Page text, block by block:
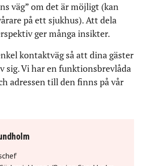
väg” om det är möjligt (kan
på ett sjukhus). Att dela
ger många insikter.
kontaktväg så att dina gäster
sig. Vi har en funktionsbrevlåda
adressen till den finns på vår